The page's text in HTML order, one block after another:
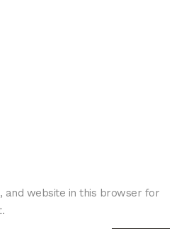
and website in this browser for